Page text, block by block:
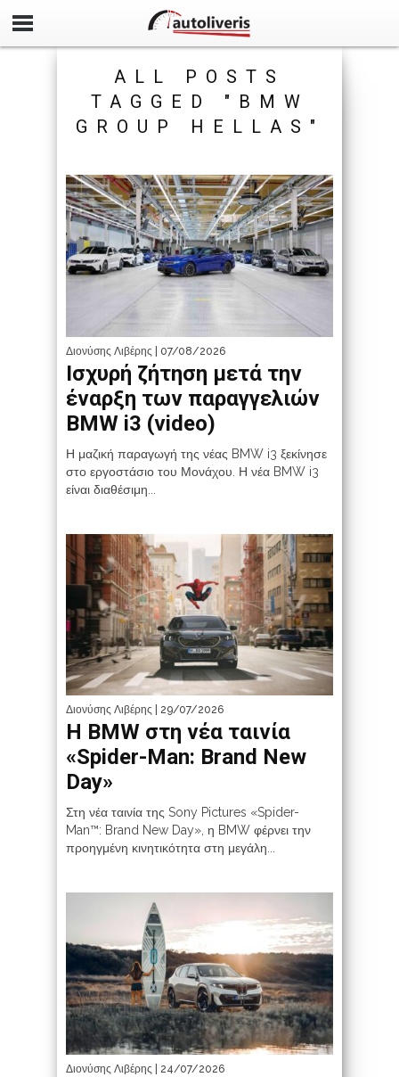
ALL POSTS
TAGGED "BMW
GROUP HELLAS"
Διονύσης Λιβέρης | 07/08/2026
Ισχυρή ζήτηση μετά την
έναρξη των παραγγελιών
BMW i3 (video)
Η μαζική παραγωγή της νέας BMW i3 ξεκίνησε
στο εργοστάσιο του Μονάχου. Η νέα BMW i3
είναι διαθέσιμη...
Διονύσης Λιβέρης | 29/07/2026
Η BMW στη νέα ταινία
«Spider-Man: Brand New
Day»
Στη νέα ταινία της Sony Pictures «Spider-
Man™: Brand New Day», η BMW φέρνει την
προηγμένη κινητικότητα στη μεγάλη...
Διονύσης Λιβέρης | 24/07/2026